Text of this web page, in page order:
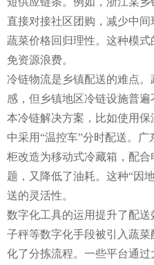
直接对接社区团购，减少中
蔬菜价格回归理性。这种模
免资源浪费。
冷链物流是乡镇配送的难点
感，但乡镇地区冷链设施普
本冷链解决方案，比如使用
中采用“温控车”分时配送。
柜改造为移动式冷藏箱，配
题，又降低了油耗。这种“因
送的灵活性。
数字化工具的运用提升了配
子秤等数字化手段被引入蔬
化了分拣流程。一些平台通